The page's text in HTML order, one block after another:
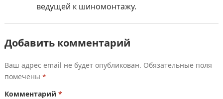
ведущей к шиномонтажу.
Добавить комментарий
Ваш адрес email не будет опубликован. Обязательные поля
помечены *
Комментарий *